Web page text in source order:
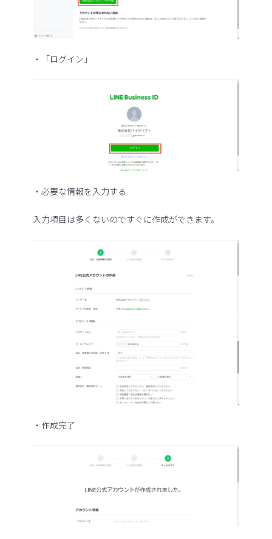
・「ログイン」
・必要な情報を入力する
入力項目は多くないのですぐに作成ができます。
・作成完了